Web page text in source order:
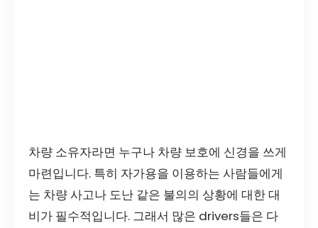
차량 소유자라면 누구나 차량 보호에 신경을 쓰게
마련입니다. 특히 자가용을 이용하는 사람들에게
는 차량 사고나 도난 같은 불의의 상황에 대한 대
비가 필수적입니다. 그래서 많은 drivers들은 다